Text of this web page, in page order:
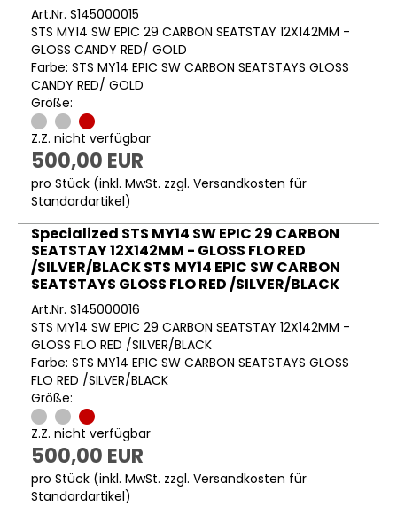
Art.Nr. S145000015
STS MY14 SW EPIC 29 CARBON SEATSTAY 12X142MM -
GLOSS CANDY RED/ GOLD
Farbe: STS MY14 EPIC SW CARBON SEATSTAYS GLOSS
CANDY RED/ GOLD
Größe:
Z.Z. nicht verfügbar
500,00 EUR
pro Stück (inkl. MwSt. zzgl. Versandkosten für
Standardartikel)
Specialized STS MY14 SW EPIC 29 CARBON
SEATSTAY 12X142MM - GLOSS FLO RED
/SILVER/BLACK STS MY14 EPIC SW CARBON
SEATSTAYS GLOSS FLO RED /SILVER/BLACK
Art.Nr. S145000016
STS MY14 SW EPIC 29 CARBON SEATSTAY 12X142MM -
GLOSS FLO RED /SILVER/BLACK
Farbe: STS MY14 EPIC SW CARBON SEATSTAYS GLOSS
FLO RED /SILVER/BLACK
Größe:
Z.Z. nicht verfügbar
500,00 EUR
pro Stück (inkl. MwSt. zzgl. Versandkosten für
Standardartikel)